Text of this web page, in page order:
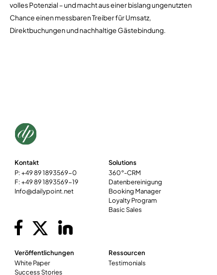
volles Potenzial – und macht aus einer bislang ungenutzten
Chance einen messbaren Treiber für Umsatz,
Direktbuchungen und nachhaltige Gästebindung.
Kontakt
P: +49 89 1893569-0
F: +49 89 1893569-19
Info@dailypoint.net
Solutions
360°-CRM
Datenbereinigung
Booking Manager
Loyalty Program
Basic Sales
Veröffentlichungen
White Paper
Success Stories
Ressourcen
Testimonials